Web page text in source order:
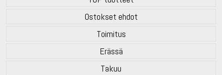
Ostokset ehdot
Toimitus
Erässä
Takuu